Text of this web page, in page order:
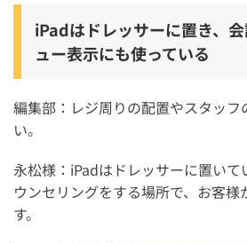
iPadはドレッサーに置き、
ュー表示にも使っている
編集部：レジ周りの配置やスタッフ
い。
永松様：iPadはドレッサーに置いて
ウンセリングをする場所で、お客様
す。